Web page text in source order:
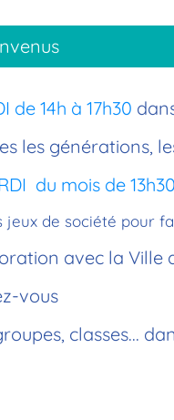
de 14h à 17h30
les générations,
du mois de
jeux de société pour
avec la Ville
vous
classes...